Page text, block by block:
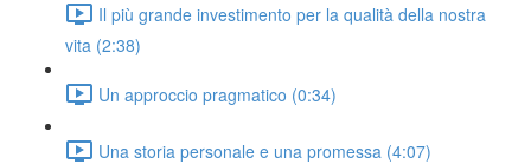
Il più grande investimento per la qualità della nostra
vita (2:38)
Un approccio pragmatico (0:34)
Una storia personale e una promessa (4:07)